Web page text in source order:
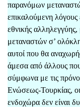
παρανόμων
επικαλούμενη λόγους
εθνικής
μεταναστών σ’
αυτοί που θα
άμεσα από άλλους
σύμφωνα με τις
Ενώσεως-Τουρκίας,
ενδοχώρα δεν είναι